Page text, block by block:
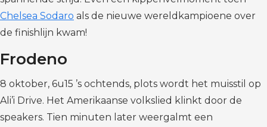
Chelsea Sodaro als de nieuwe wereldkampioene over
de finishlijn kwam!
Frodeno
8 oktober, 6u15 ’s ochtends, plots wordt het muisstil op
Ali’i Drive. Het Amerikaanse volkslied klinkt door de
speakers. Tien minuten later weergalmt een